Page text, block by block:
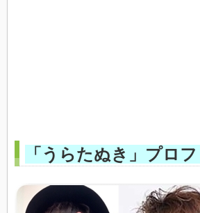
「うらたぬき」プロ